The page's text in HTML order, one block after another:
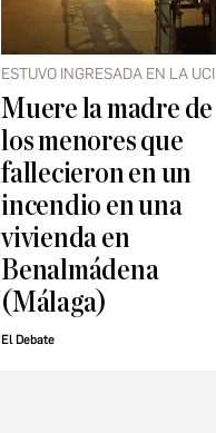
ESTUVO INGRESADA EN LA UCI
Muere la madre de
los menores que
fallecieron en un
incendio en una
vivienda en
Benalmádena
(Málaga)
El Debate